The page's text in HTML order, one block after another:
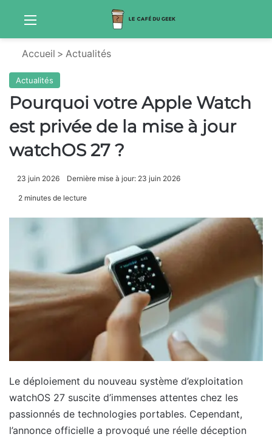
Menu
Accueil > Actualités
Actualités
Pourquoi votre Apple Watch
est privée de la mise à jour
watchOS 27 ?
23 juin 2026 Dernière mise à jour: 23 juin 2026
2 minutes de lecture
Le déploiement du nouveau système d’exploitation
watchOS 27 suscite d’immenses attentes chez les
passionnés de technologies portables. Cependant,
l’annonce officielle a provoqué une réelle déception